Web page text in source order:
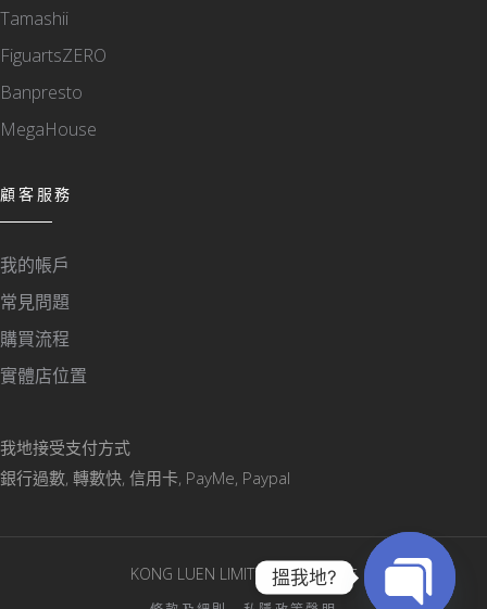
Tamashii
FiguartsZERO
Banpresto
MegaHouse
顧客服務
我的帳戶
常見問題
購買流程
實體店位置
我地接受支付方式
銀行過數, 轉數快, 信用卡, PayMe, Paypal
KONG LUEN LIMITED © 版權所有
搵我地?